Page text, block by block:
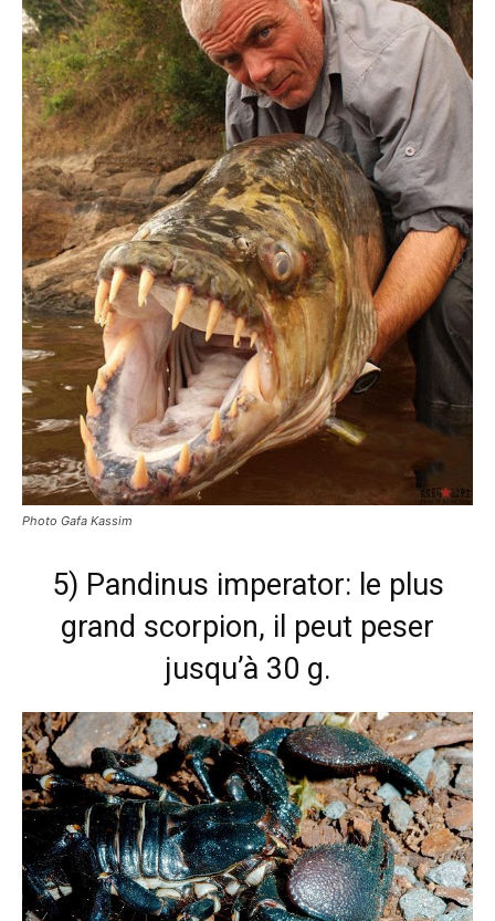
Photo Gafa Kassim
5) Pandinus imperator: le plus
grand scorpion, il peut peser
jusqu’à 30 g.